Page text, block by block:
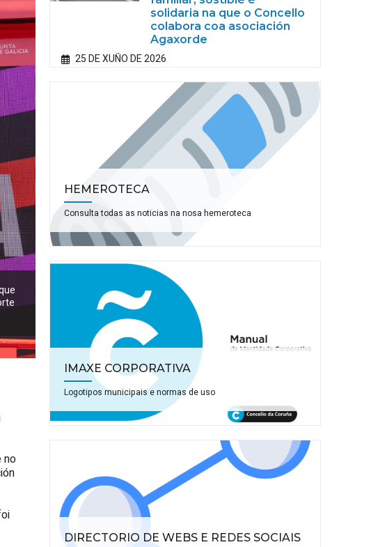
no
solidaria na que o Concello
colabora coa asociación
Agaxorde
25 DE XUÑO DE 2026
HEMEROTECA
Consulta todas as noticias na nosa hemeroteca
IMAXE CORPORATIVA
Logotipos municipais e normas de uso
DIRECTORIO DE WEBS E REDES SOCIAIS